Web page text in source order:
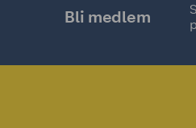
Bli medlem